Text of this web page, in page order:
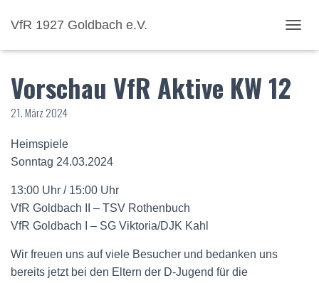
VfR 1927 Goldbach e.V.
Vorschau VfR Aktive KW 12
21. März 2024
Heimspiele
Sonntag 24.03.2024
13:00 Uhr / 15:00 Uhr
VfR Goldbach II – TSV Rothenbuch
VfR Goldbach I – SG Viktoria/DJK Kahl
Wir freuen uns auf viele Besucher und bedanken uns
bereits jetzt bei den Eltern der D-Jugend für die